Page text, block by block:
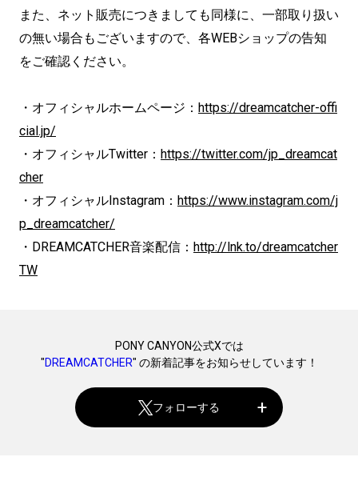
また、ネット販売につきましても同様に、一部取り扱い
の無い場合もございますので、各WEBショップの告知
をご確認ください。
・オフィシャルホームページ： https://dreamcatcher-offi
cial.jp/
・オフィシャルTwitter： https://twitter.com/jp_dreamcat
cher
・オフィシャルInstagram： https://www.instagram.com/j
p_dreamcatcher/
・DREAMCATCHER音楽配信： http://lnk.to/dreamcatcher
TW
PONY CANYON公式Xでは
"DREAMCATCHER" の新着記事をお知らせしています！
フォローする